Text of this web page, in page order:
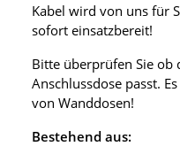
Kabel wird von uns für
sofort einsatzbereit!
Bitte überprüfen Sie ob
Anschlussdose passt.
von Wanddosen!
Bestehend aus: